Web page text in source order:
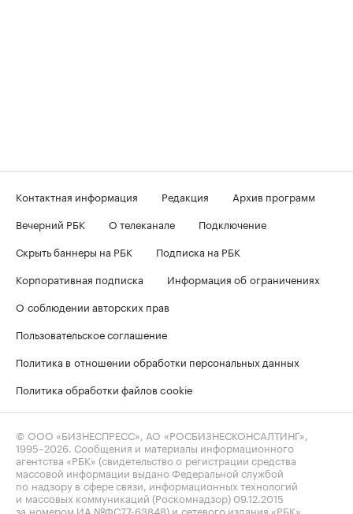
Контактная информация Редакция
Архив программ
Вечерний РБК
О телеканале
Подключение
Скрыть баннеры на РБК
Подписка на РБК
Корпоративная подписка
Информация об ограничениях
О соблюдении авторских прав
Пользовательское соглашение
Политика в отношении обработки персональных данных
Политика обработки файлов cookie
© ООО «БИЗНЕСПРЕСС», АО «РОСБИЗНЕСКОНСАЛТИНГ»,
1995–2026 . Сообщения и материалы информационного
агентства «РБК» (свидетельство о регистрации средства
массовой информации выдано Федеральной службой
по надзору в сфере связи, информационных технологий
и массовых коммуникаций (Роскомнадзор) 09.12.2015
за номером ИА №ФС77-63848) и сетевого издания «РБК»